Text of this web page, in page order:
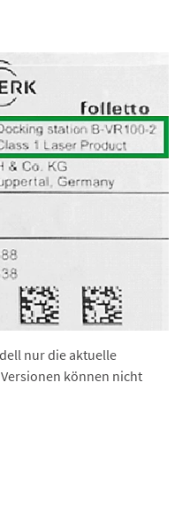
nur die aktuelle
können nicht